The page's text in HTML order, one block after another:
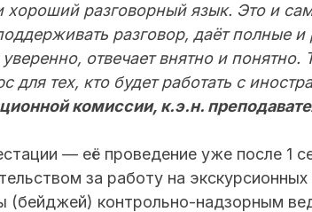
хороший разговорный язык. Это и
разговор, даёт полные и
отвечает внятно и понятно.
тех, кто будет работать с
комиссии, к.э.н.
— её проведение уже после 1
за работу на
(бейджей) контрольно-надзорным